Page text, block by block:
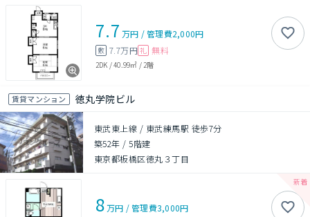
7.7 万円 /管理費2,000円
敷 7.7万円 礼 無料
2DK /40.99㎡ / 2階
賃貸マンション 徳丸学院ビル
東武東上線 / 東武練馬駅 徒歩7分
築52年 /5階建
東京都板橋区徳丸３丁目
8万円 /管理費3,000円